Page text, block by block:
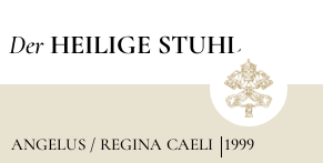
Der HEILIGE STUHL
ANGELUS / REGINA CAELI 1999